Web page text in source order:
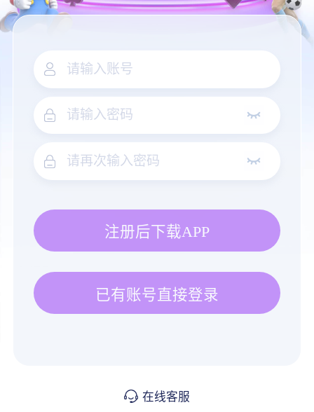
注册后下载APP
已有账号直接登录
在线客服